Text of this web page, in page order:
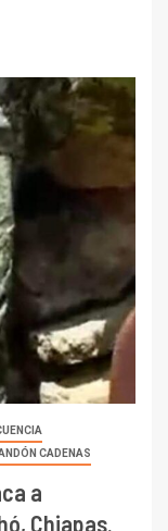
CADENAS
a
Chiapas.